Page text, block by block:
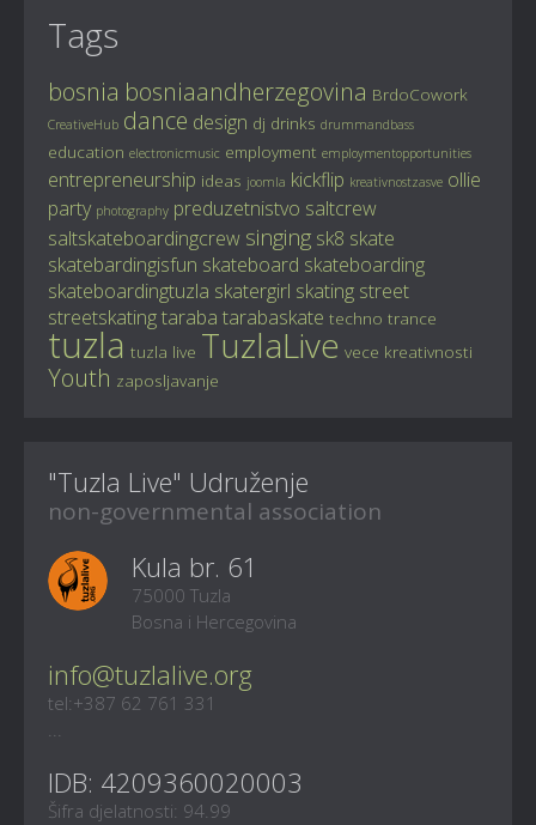
Tags
bosnia bosniaandherzegovina BrdoCowork
CreativeHub dance design dj drinks drummandbass
education electronicmusic employment employmentopportunities
entrepreneurship ideas joomla kickflip kreativnostzasve ollie
party photography preduzetnistvo saltcrew
saltskateboardingcrew singing sk8 skate
skatebardingisfun skateboard skateboarding
skateboardingtuzla skatergirl skating street
streetskatingtaraba tarabaskate techno trance
tuzla tuzla live TuzlaLive vece kreativnosti
Youth zaposljavanje
"Tuzla Live" Udruženje
non-governmental association
Kula br. 61
75000 Tuzla
Bosna i Hercegovina
info@tuzlalive.org
tel:+387 62 761 331
...
IDB: 4209360020003
Šifra djelatnosti: 94.99